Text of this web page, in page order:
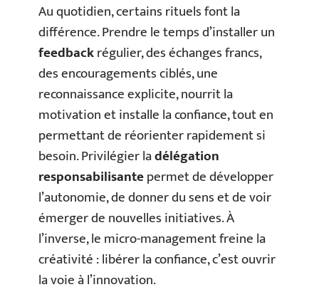
Au quotidien, certains rituels font la
différence. Prendre le temps d’installer un
feedbackrégulier, des échanges francs,
des encouragements ciblés, une
reconnaissance explicite, nourrit la
motivation et installe la confiance, tout en
permettant de réorienter rapidement si
besoin. Privilégier ladélégation
responsabilisantepermet de développer
l’autonomie, de donner du sens et de voir
émerger de nouvelles initiatives. À
l’inverse, le micro-management freine la
créativité : libérer la confiance, c’est ouvrir
la voie à l’innovation.